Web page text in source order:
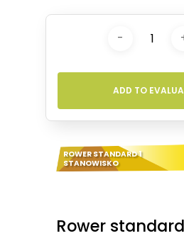
ADD TO
ROWER STANDARD 1
STANOWISKO
Rower standard